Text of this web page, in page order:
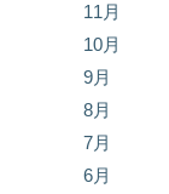
11月
10月
9月
8月
7月
6月